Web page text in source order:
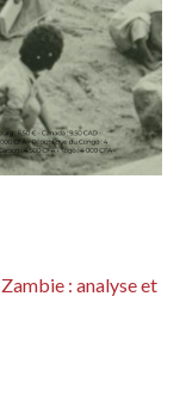
: analyse et